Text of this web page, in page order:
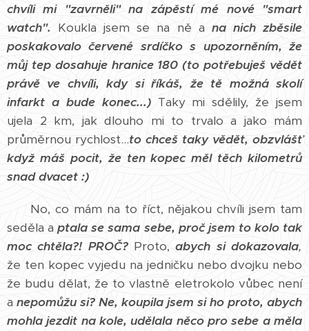
chvíli mi "zavrněli" na zápěstí mé nové "smart
watch". Koukla jsem se na ně a na nichzběsile
poskakovalo červené srdíčko s upozorněním, že
můj tep dosahuje hranice 180 (to potřebuješ vědět
právě ve chvíli, kdy si říkáš, že tě možná skolí
infarkt a bude konec...) Taky mi sdělily, že jsem
ujela 2 km, jak dlouho mi to trvalo a jako mám
průměrnou rychlost...to chceš taky vědět, obzvlášť
když máš pocit, že ten kopec měl těch kilometrů
snad dvacet :)
No, co mám na to říct, nějakou chvíli jsem tam
seděla aptala se sama sebe, proč jsem to kolo tak
moc chtěla?! PROČ? Proto,abych si dokazovala,
že ten kopec vyjedu na jedničku nebo dvojku nebo
že budu dělat, že to vlastně eletrokolo vůbec není
a nepomůžu si? Ne, koupila jsem si ho proto, abych
mohla jezdit na kole, udělala něco pro sebe a měla